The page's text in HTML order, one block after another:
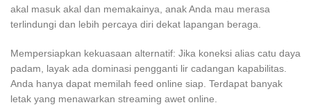
akal masuk akal dan memakainya, anak Anda mau merasa
terlindungi dan lebih percaya diri dekat lapangan beraga.
Mempersiapkan kekuasaan alternatif: Jika koneksi alias catu daya
padam, layak ada dominasi pengganti lir cadangan kapabilitas.
Anda hanya dapat memilah feed online siap. Terdapat banyak
letak yang menawarkan streaming awet online.